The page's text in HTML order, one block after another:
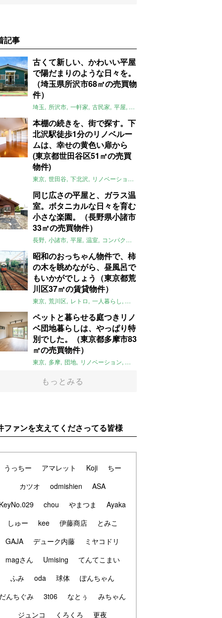
記事
古くて新しい、かわいい平屋
で陽だまりのような日々を。
（埼玉県所沢市68㎡の売買物
件）
埼玉 所沢市 一軒家 古民家 平屋 庭
本棚の続きを、街で探す。下
北沢駅徒歩1分のリノベルー
ムは、幸せの黄色い扉から
(東京都世田谷区51㎡の売買
物件)
東京 世田谷 下北沢 リノベーション
同じ広さの平屋と、ガラス温
室。ボタニカルな日々を育む
小さな楽園。（長野県小諸市
33㎡の売買物件）
長野 小諸市 平屋 温室 コンパクト
昭和のおっちゃん物件で、柿
の木を眺めながら、昼風呂で
もいかがでしょう（東京都荒
川区37㎡の賃貸物件）
東京 荒川区 レトロ 一人暮らし タイル
ペットと暮らせる庭つきリノ
ベ団地暮らしは、やっぱり特
別でした。（東京都多摩市83
㎡の売買物件）
東京 多摩 団地 リノベーション 庭
もっとみる
ファンを支えてくださってる皆様
うっちー アマレット Koji
ちー
カツオ
odmishien
ASA
chou やまつま
Ayaka
しゅー
kee 伊藤商店
とみこ
GAJA
デューク内藤
ミヤコドリ
magさん
Umising
てんてこまい
ふみ
oda 球体
ぽんちゃん
んちぐみ
3t06 なとぅ
みちゃん
ジュンコ
くろくろ 更夜